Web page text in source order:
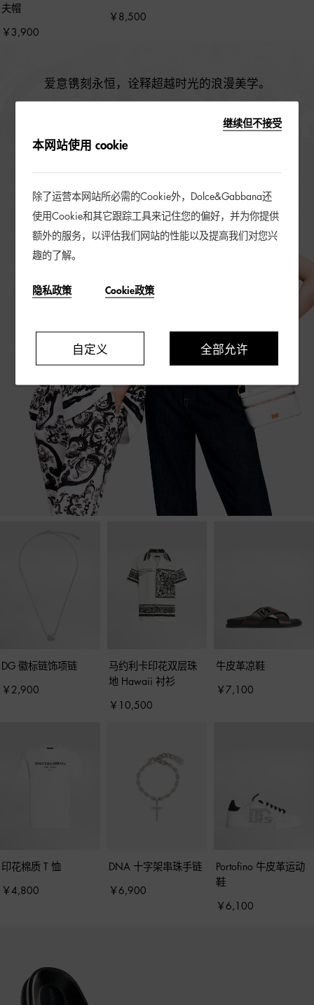
夫帽
￥3,900
￥8,500
爱意镌刻永恒，诠释超越时光的浪漫美学。
DG 徽标链饰项链
￥2,900
马约利卡印花双层珠
地 Hawaii 衬衫
￥10,500
牛皮革凉鞋
￥7,100
印花棉质 T 恤
￥4,800
DNA 十字架串珠手链
￥6,900
Portofino 牛皮革运动
鞋
￥6,100
继续但不接受
本网站使用 cookie
除了运营本网站所必需的Cookie外，Dolce&Gabbana还
使用Cookie和其它跟踪工具来记住您的偏好，并为你提供
额外的服务，以评估我们网站的性能以及提高我们对您兴
趣的了解。
隐私政策 Cookie政策
自定义 全部允许